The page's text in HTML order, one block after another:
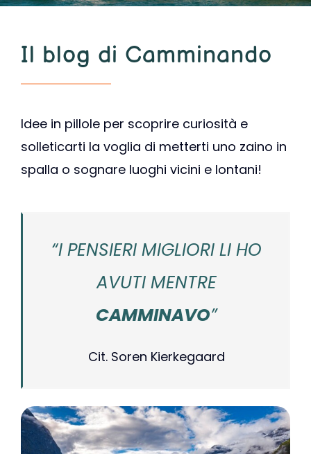
Il blog di Camminando
Idee in pillole per scoprire curiosità e
solleticarti la voglia di metterti uno zaino in
spalla o sognare luoghi vicini e lontani!
“I PENSIERI MIGLIORI LI HO
AVUTI MENTRE
CAMMINAVO”
Cit. Soren Kierkegaard